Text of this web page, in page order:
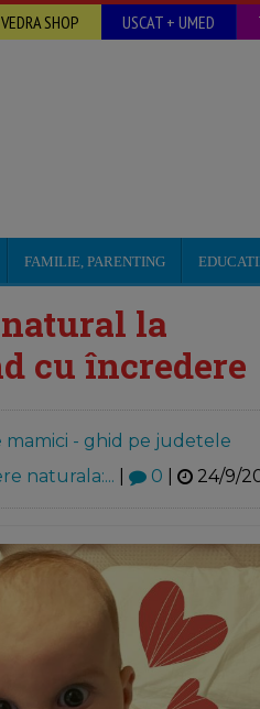
VEDRA SHOP USCAT + UMED
FAMILIE, PARENTING
la
cu încredere
mamici - ghid pe judetele
naturala:... 0 24/9/